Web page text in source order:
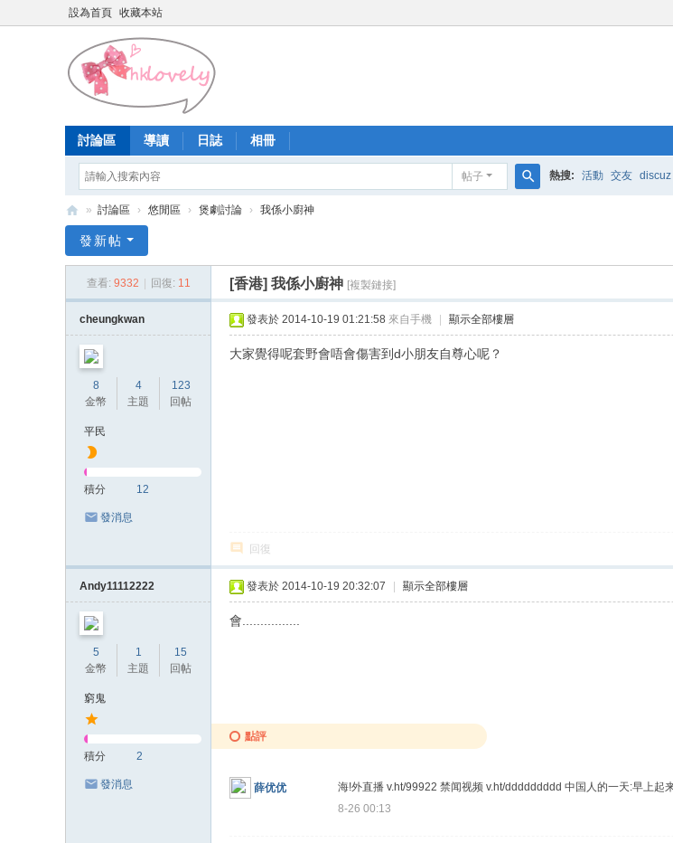
設為首頁 收藏本站
討論區 導讀 日誌 相冊
帖子 熱搜: 活動 交友 discuz
港
» 討論區 › 悠閒區 › 煲劇討論 › 我係小廚神
發新帖
查看: 9332 回復: 11 [香港] 我係小廚神 [複製鏈接]
cheungkwan
8
金幣
4
主題
123
回帖
平民
積分 12
發消息
發表於 2014-10-19 01:21:58 來自手機 顯示全部樓層
大家覺得呢套野會唔會傷害到d小朋友自尊心呢？
回復
Andy11112222
5
金幣
1
主題
15
回帖
窮鬼
積分 2
發消息
發表於 2014-10-19 20:32:07 顯示全部樓層
會................
點評
薛优优 海!外直播 v.ht/99922 禁闻视频 v.ht/ddddddddd 中国人的一天:早上
8-26 00:13